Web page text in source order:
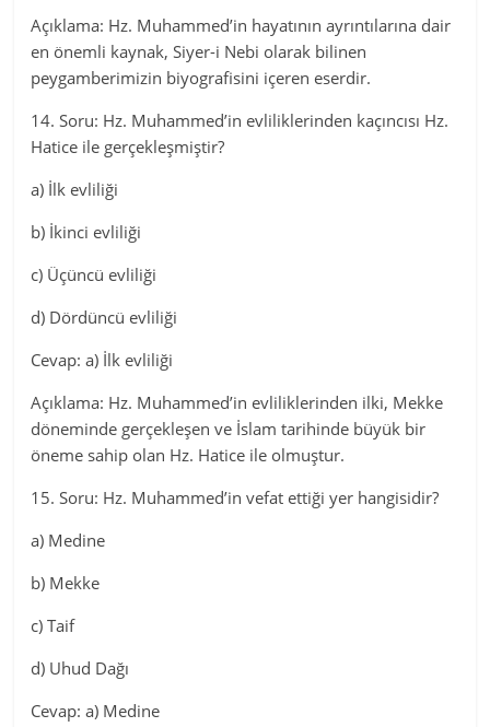
Açıklama: Hz. Muhammed’in hayatının ayrıntılarına dair
en önemli kaynak, Siyer-i Nebi olarak bilinen
peygamberimizin biyografisini içeren eserdir.
14. Soru: Hz. Muhammed’in evliliklerinden kaçıncısı Hz.
Hatice ile gerçekleşmiştir?
a) İlk evliliği
b) İkinci evliliği
c) Üçüncü evliliği
d) Dördüncü evliliği
Cevap: a) İlk evliliği
Açıklama: Hz. Muhammed’in evliliklerinden ilki, Mekke
döneminde gerçekleşen ve İslam tarihinde büyük bir
öneme sahip olan Hz. Hatice ile olmuştur.
15. Soru: Hz. Muhammed’in vefat ettiği yer hangisidir?
a) Medine
b) Mekke
c) Taif
d) Uhud Dağı
Cevap: a) Medine